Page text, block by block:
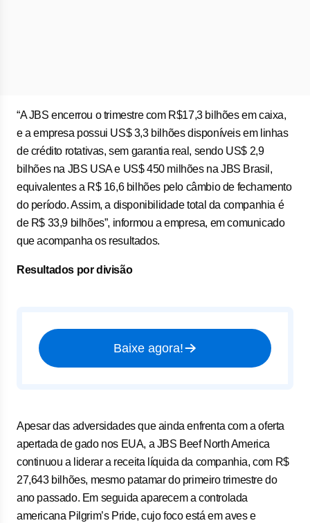
“A JBS encerrou o trimestre com R$17,3 bilhões em caixa,
e a empresa possui US$ 3,3 bilhões disponíveis em linhas
de crédito rotativas, sem garantia real, sendo US$ 2,9
bilhões na JBS USA e US$ 450 milhões na JBS Brasil,
equivalentes a R$ 16,6 bilhões pelo câmbio de fechamento
do período. Assim, a disponibilidade total da companhia é
de R$ 33,9 bilhões”, informou a empresa, em comunicado
que acompanha os resultados.
Resultados por divisão
Baixe agora!
Apesar das adversidades que ainda enfrenta com a oferta
apertada de gado nos EUA, a JBS Beef North America
continuou a liderar a receita líquida da companhia, com R$
27,643 bilhões, mesmo patamar do primeiro trimestre do
ano passado. Em seguida aparecem a controlada
americana Pilgrim’s Pride, cujo foco está em aves e